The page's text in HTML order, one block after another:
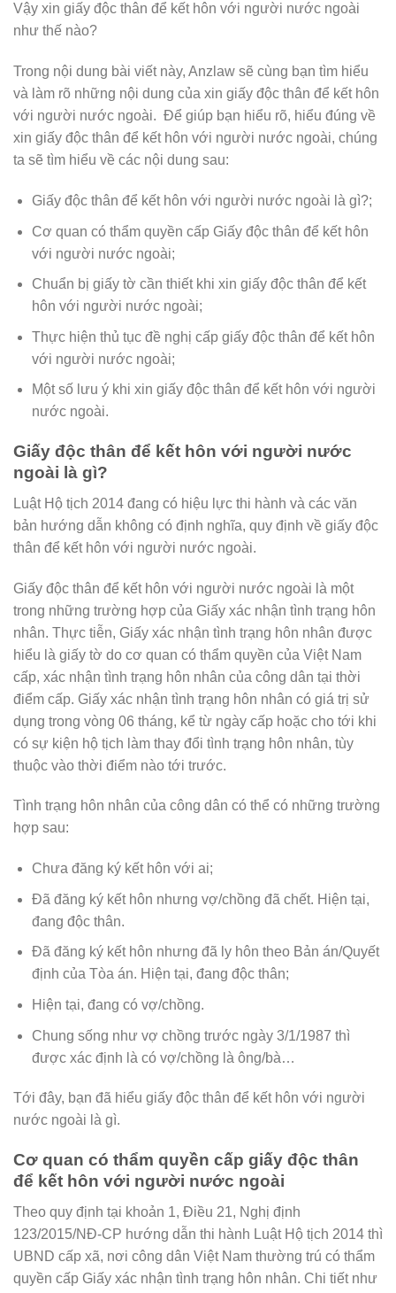
Vậy xin giấy độc thân để kết hôn với người nước ngoài
như thế nào?
Trong nội dung bài viết này, Anzlaw sẽ cùng bạn tìm hiểu
và làm rõ những nội dung của xin giấy độc thân để kết hôn
với người nước ngoài. Để giúp bạn hiểu rõ, hiểu đúng về
xin giấy độc thân để kết hôn với người nước ngoài, chúng
ta sẽ tìm hiểu về các nội dung sau:
Giấy độc thân để kết hôn với người nước ngoài là gì?;
Cơ quan có thẩm quyền cấp Giấy độc thân để kết hôn
với người nước ngoài;
Chuẩn bị giấy tờ cần thiết khi xin giấy độc thân để kết
hôn với người nước ngoài;
Thực hiện thủ tục đề nghị cấp giấy độc thân để kết hôn
với người nước ngoài;
Một số lưu ý khi xin giấy độc thân để kết hôn với người
nước ngoài.
Giấy độc thân để kết hôn với người nước
ngoài là gì?
Luật Hộ tịch 2014 đang có hiệu lực thi hành và các văn
bản hướng dẫn không có định nghĩa, quy định về giấy độc
thân để kết hôn với người nước ngoài.
Giấy độc thân để kết hôn với người nước ngoài là một
trong những trường hợp của Giấy xác nhận tình trạng hôn
nhân. Thực tiễn, Giấy xác nhận tình trạng hôn nhân được
hiểu là giấy tờ do cơ quan có thẩm quyền của Việt Nam
cấp, xác nhận tình trạng hôn nhân của công dân tại thời
điểm cấp. Giấy xác nhận tình trạng hôn nhân có giá trị sử
dụng trong vòng 06 tháng, kể từ ngày cấp hoặc cho tới khi
có sự kiện hộ tịch làm thay đổi tình trạng hôn nhân, tùy
thuộc vào thời điểm nào tới trước.
Tình trạng hôn nhân của công dân có thể có những trường
hợp sau:
Chưa đăng ký kết hôn với ai;
Đã đăng ký kết hôn nhưng vợ/chồng đã chết. Hiện tại,
đang độc thân.
Đã đăng ký kết hôn nhưng đã ly hôn theo Bản án/Quyết
định của Tòa án. Hiện tại, đang độc thân;
Hiện tại, đang có vợ/chồng.
Chung sống như vợ chồng trước ngày 3/1/1987 thì
được xác định là có vợ/chồng là ông/bà…
Tới đây, bạn đã hiểu giấy độc thân để kết hôn với người
nước ngoài là gì.
Cơ quan có thẩm quyền cấp giấy độc thân
để kết hôn với người nước ngoài
Theo quy định tại khoản 1, Điều 21, Nghị định
123/2015/NĐ-CP hướng dẫn thi hành Luật Hộ tịch 2014 thì
UBND cấp xã, nơi công dân Việt Nam thường trú có thẩm
quyền cấp Giấy xác nhận tình trạng hôn nhân. Chi tiết như